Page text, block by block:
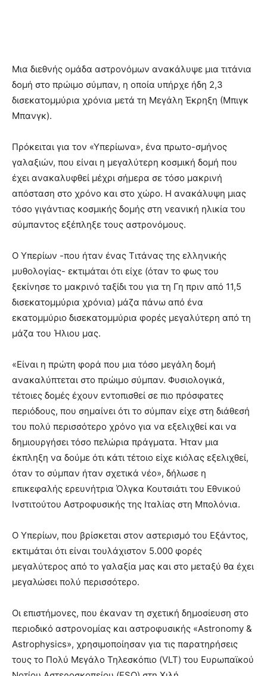
Μια διεθνής ομάδα αστρονόμων ανακάλυψε μια τιτάνια
δομή στο πρώιμο σύμπαν, η οποία υπήρχε ήδη 2,3
δισεκατομμύρια χρόνια μετά τη Μεγάλη Έκρηξη (Μπιγκ
Μπανγκ).
Πρόκειται για τον «Υπερίωνα», ένα πρωτο-σμήνος
γαλαξιών, που είναι η μεγαλύτερη κοσμική δομή που
έχει ανακαλυφθεί μέχρι σήμερα σε τόσο μακρινή
απόσταση στο χρόνο και στο χώρο. Η ανακάλυψη μιας
τόσο γιγάντιας κοσμικής δομής στη νεανική ηλικία του
σύμπαντος εξέπληξε τους αστρονόμους.
Ο Υπερίων -που ήταν ένας Τιτάνας της ελληνικής
μυθολογίας- εκτιμάται ότι είχε (όταν το φως του
ξεκίνησε το μακρινό ταξίδι του για τη Γη πριν από 11,5
δισεκατομμύρια χρόνια) μάζα πάνω από ένα
εκατομμύριο δισεκατομμύρια φορές μεγαλύτερη από τη
μάζα του Ήλιου μας.
«Είναι η πρώτη φορά που μια τόσο μεγάλη δομή
ανακαλύπτεται στο πρώιμο σύμπαν. Φυσιολογικά,
τέτοιες δομές έχουν εντοπισθεί σε πιο πρόσφατες
περιόδους, που σημαίνει ότι το σύμπαν είχε στη διάθεσή
του πολύ περισσότερο χρόνο για να εξελιχθεί και να
δημιουργήσει τόσο πελώρια πράγματα. Ήταν μια
έκπληξη να δούμε ότι κάτι τέτοιο είχε κιόλας εξελιχθεί,
όταν το σύμπαν ήταν σχετικά νέο», δήλωσε η
επικεφαλής ερευνήτρια Όλγκα Κουτσιάτι του Εθνικού
Ινστιτούτου Αστροφυσικής της Ιταλίας στη Μπολόνια.
Ο Υπερίων, που βρίσκεται στον αστερισμό του Εξάντος,
εκτιμάται ότι είναι τουλάχιστον 5.000 φορές
μεγαλύτερος από το γαλαξία μας και στο μεταξύ θα έχει
μεγαλώσει πολύ περισσότερο.
Οι επιστήμονες, που έκαναν τη σχετική δημοσίευση στο
περιοδικό αστρονομίας και αστροφυσικής «Astronomy &
Astrophysics», χρησιμοποίησαν για τις παρατηρήσεις
τους το Πολύ Μεγάλο Τηλεσκόπιο (VLT) του Ευρωπαϊκού